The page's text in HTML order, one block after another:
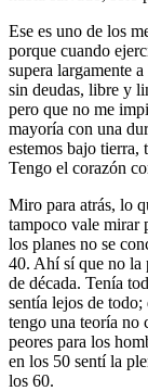
Ese es uno de los
porque cuando
supera largamente
sin deudas, libre y
pero que no me
mayoría con una
estemos bajo
Tengo el corazón
Miro para atrás, lo
tampoco vale mirar
los planes no se
40. Ahí sí que no la
de década. Tenía
sentía lejos de
tengo una teoría no
peores para los
en los 50 sentí la
los 60.